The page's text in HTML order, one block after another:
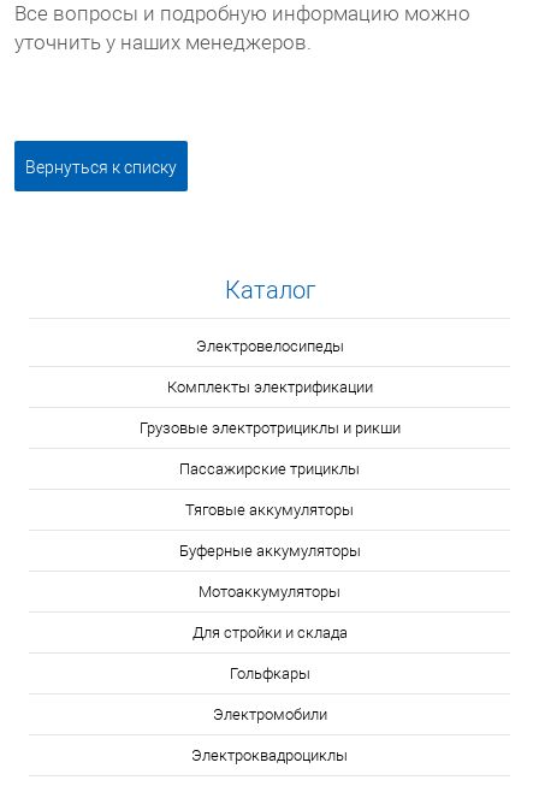
Все вопросы и подробную информацию можно
уточнить у наших менеджеров.
Вернуться к списку
Каталог
Электровелосипеды
Комплекты электрификации
Грузовые электротрициклы и рикши
Пассажирские трициклы
Тяговые аккумуляторы
Буферные аккумуляторы
Мотоаккумуляторы
Для стройки и склада
Гольфкары
Электромобили
Электроквадроциклы